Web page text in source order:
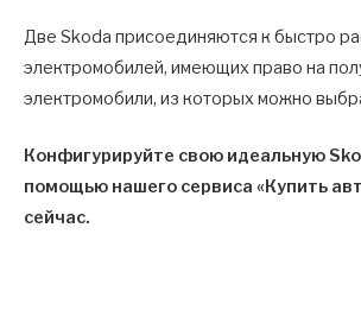
Две Skoda присоединяются к быстро
электромобилей, имеющих право на
электромобили, из которых можно
Конфигурируйте свою идеальную
помощью нашего сервиса «Купить
сейчас.